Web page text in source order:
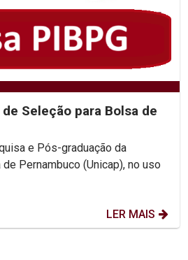
de Seleção para Bolsa de
e Pós-graduação da
Pernambuco (Unicap), no uso
LER MAIS